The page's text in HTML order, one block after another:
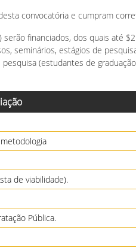
convocatória e cumpram
financiados, dos quais até
seminários, estágios de
(estudantes de
de viabilidade).
Pública.